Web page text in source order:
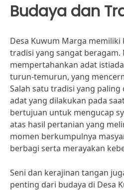
Budaya dan
Desa Kuwum Marga memiliki
tradisi yang sangat beragam.
mempertahankan adat
turun-temurun, yang
Salah satu tradisi yang
adat yang dilakukan pada
bertujuan untuk mengucap
atas hasil pertanian yang
momen berkumpulnya
berbagi serta merayakan
Seni dan kerajinan tangan
penting dari budaya di Desa